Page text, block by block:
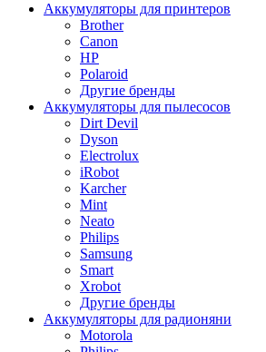
Аккумуляторы для принтеров
Brother
Canon
HP
Polaroid
Другие бренды
Аккумуляторы для пылесосов
Dirt Devil
Dyson
Electrolux
iRobot
Karcher
Mint
Neato
Philips
Samsung
Smart
Xrobot
Другие бренды
Аккумуляторы для радионяни
Motorola